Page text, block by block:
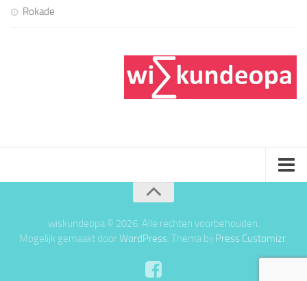
Rokade
Over wiskundeopa
Contact
wiskundeopa © 2026. Alle rechten voorbehouden.
Mogelijk gemaakt doorWordPress. Thema bij Press Customizr.